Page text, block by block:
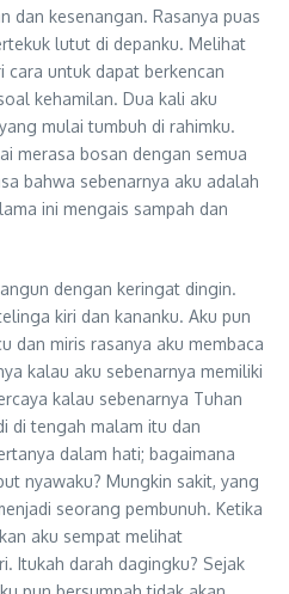
dan kesenangan. Rasanya puas
lutut di depanku. Melihat
cara untuk dapat berkencan
kehamilan. Dua kali aku
mulai tumbuh di rahimku.
merasa bosan dengan semua
bahwa sebenarnya aku adalah
ini mengais sampah dan
dengan keringat dingin.
kiri dan kananku. Aku pun
dan miris rasanya aku membaca
kalau aku sebenarnya memiliki
kalau sebenarnya Tuhan
di tengah malam itu dan
dalam hati; bagaimana
nyawaku? Mungkin sakit, yang
seorang pembunuh. Ketika
aku sempat melihat
Itukah darah dagingku? Sejak